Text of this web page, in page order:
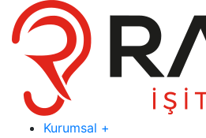
Kurumsal +